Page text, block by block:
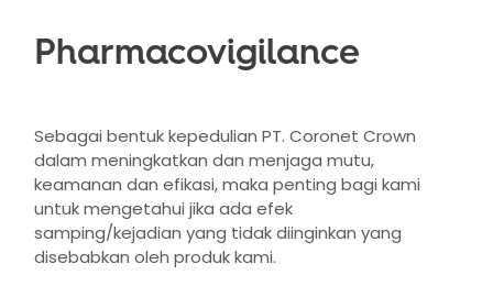
Pharmacovigilance
Sebagai bentuk kepedulian PT. Coronet Crown
dalam meningkatkan dan menjaga mutu,
keamanan dan efikasi, maka penting bagi kami
untuk mengetahui jika ada efek
samping/kejadian yang tidak diinginkan yang
disebabkan oleh produk kami.